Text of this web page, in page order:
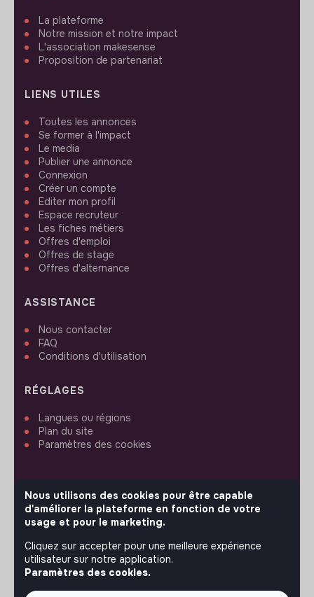
La plateforme
Notre mission et notre impact
L'association makesense
Proposition de partenariat
LIENS UTILES
Toutes les annonces
Se former à l'impact
Le media
Publier une annonce
Connexion
Créer un compte
Editer mon profil
Espace recruteur
Les fiches métiers
Offres d'emploi
Offres de stage
Offres d'alternance
ASSISTANCE
Nous contacter
FAQ
Conditions d'utilisation
RÉGLAGES
Langues ou régions
Plan du site
Paramètres des cookies
SUIVEZ-NOUS
© 2026 jobs that makesense.
Nous utilisons des cookies pour être capable
d'améliorer la plateforme en fonction de votre
usage et pour le marketing.
Cliquez sur accepter pour une meilleure expérience
utilisateur sur notre application.
Paramètres des cookies.